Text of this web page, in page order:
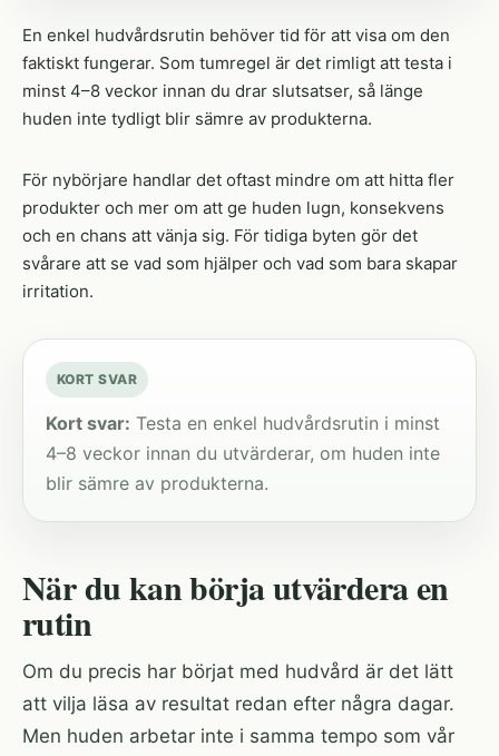
En enkel hudvårdsrutin behöver tid för att visa om den
faktiskt fungerar. Som tumregel är det rimligt att testa i
minst 4–8 veckor innan du drar slutsatser, så länge
huden inte tydligt blir sämre av produkterna.
För nybörjare handlar det oftast mindre om att hitta fler
produkter och mer om att ge huden lugn, konsekvens
och en chans att vänja sig. För tidiga byten gör det
svårare att se vad som hjälper och vad som bara skapar
irritation.
KORT SVAR
Kort svar: Testa en enkel hudvårdsrutin i minst
4–8 veckor innan du utvärderar, om huden inte
blir sämre av produkterna.
När du kan börja utvärdera en
rutin
Om du precis har börjat med hudvård är det lätt
att vilja läsa av resultat redan efter några dagar.
Men huden arbetar inte i samma tempo som vår